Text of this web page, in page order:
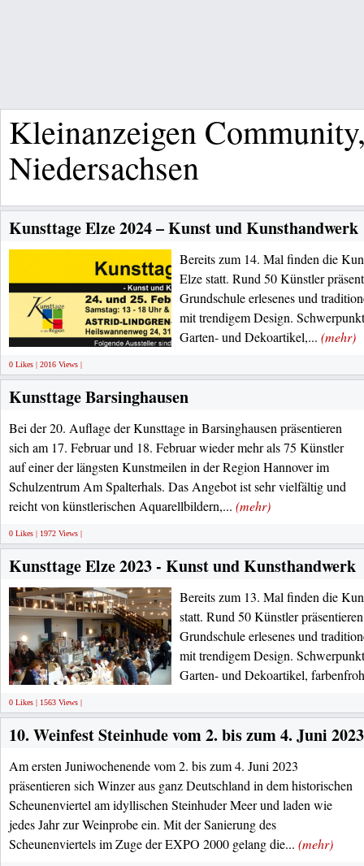
Kleinanzeigen
Niedersachsen
Kunsttage Elze 2024 – Kunst und Kunsthandwerk
Bereits zum 14. Mal finden die
Elze statt. Rund 50 Künstler
Grundschule erlesenes und
mit trendigem Design.
Garten- und Dekoartikel,... (mehr)
0 Likes | 2016 Views |
Kunsttage Barsinghausen
Bei der 20. Auflage der Kunsttage in Barsinghausen präsentieren
sich am 17. Februar und 18. Februar wieder mehr als 75 Künstler
auf einer der längsten Kunstmeilen in der Region Hannover im
Schulzentrum Am Spalterhals. Das Angebot ist sehr vielfältig und
reicht von künstlerischen Aquarellbildern,... (mehr)
0 Likes | 1972 Views |
Kunsttage Elze 2023 - Kunst und Kunsthandwerk
Bereits zum 13. Mal finden die
statt. Rund 50 Künstler
Grundschule erlesenes und
mit trendigem Design.
Garten- und Dekoartikel,
0 Likes | 1563 Views |
10. Weinfest Steinhude vom 2. bis zum 4. Juni 2023
Am ersten Juniwochenende vom 2. bis zum 4. Juni 2023
präsentieren sich Winzer aus ganz Deutschland in dem historischen
Scheunenviertel am idyllischen Steinhuder Meer und laden wie
jedes Jahr zur Weinprobe ein. Mit der Sanierung des
Scheunenviertels im Zuge der EXPO 2000 gelang die... (mehr)